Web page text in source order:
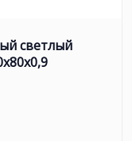
светлый